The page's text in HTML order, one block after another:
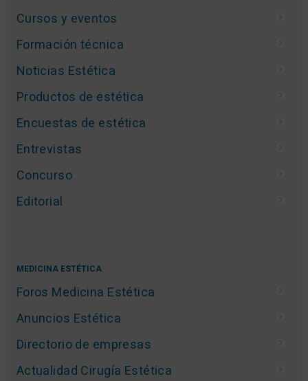
Cursos y eventos
Formación técnica
Noticias Estética
Productos de estética
Encuestas de estética
Entrevistas
Concurso
Editorial
MEDICINA ESTÉTICA
Foros Medicina Estética
Anuncios Estética
Directorio de empresas
Actualidad Cirugía Estética